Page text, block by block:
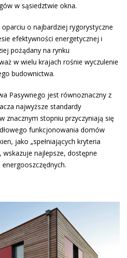
w sąsiedztwie okna.
o najbardziej rygorystyczne
efektywności energetycznej i
pożądany na rynku
w wielu krajach rośnie wyczulenie
budownictwa.
Pasywnego jest równoznaczny z
najwyższe standardy
znacznym stopniu przyczyniają się
funkcjonowania domów
jako „spełniających kryteria
wskazuje najlepsze, dostępne